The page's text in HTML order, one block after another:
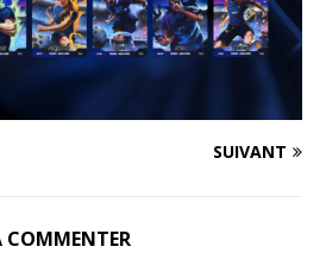
SUIVANT
COMMENTER